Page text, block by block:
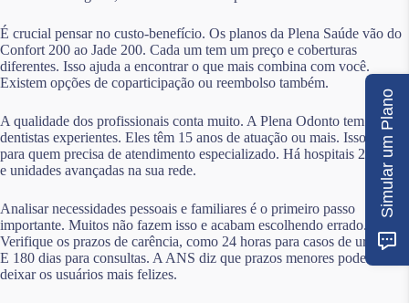
É crucial pensar no custo-benefício. Os planos da Plena Saúde vão do
Confort 200 ao Jade 200. Cada um tem um preço e coberturas
diferentes. Isso ajuda a encontrar o que mais combina com você.
Existem opções de coparticipação ou reembolso também.
A qualidade dos profissionais conta muito. A Plena Odonto tem
dentistas experientes. Eles têm 15 anos de atuação ou mais. Isso é bom
para quem precisa de atendimento especializado. Há hospitais 24 horas
e unidades avançadas na sua rede.
Analisar necessidades pessoais e familiares é o primeiro passo
importante. Muitos não fazem isso e acabam escolhendo errado.
Verifique os prazos de carência, como 24 horas para casos de urgência.
E 180 dias para consultas. A ANS diz que prazos menores podem
deixar os usuários mais felizes.
Simular um Plano